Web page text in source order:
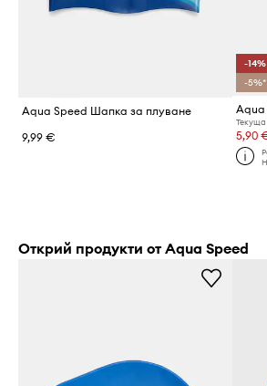
Aqua Speed Шапка за плуване
9,99 €
-14%
-5%*
Aqua
5,90
Открий продукти от Aqua Speed